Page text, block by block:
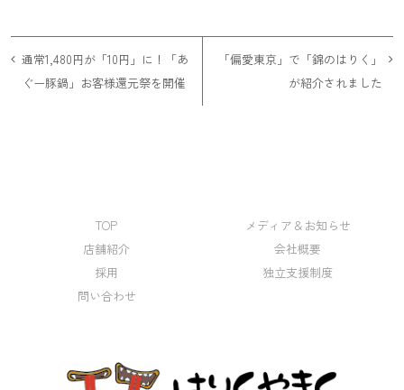
投
稿
「偏愛東京」で「錦のはりく」
が紹介されました
通常1,480円が「10円」に！「あ
ぐー豚鍋」お客様還元祭を開催
TOP
メディア＆お知らせ
店舗紹介
会社概要
採用
独立支援制度
問い合わせ